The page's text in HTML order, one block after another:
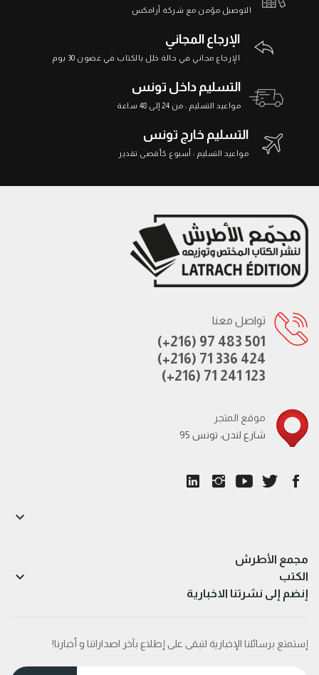
التوصيل مؤمن مع شركة أرامكس
الإرجاع المجاني
الإرجاع مجاني في حالة خلل بالكتاب في غضون 30 يوم
التسليم داخل تونس
مواعيد التسليم : من 24 إلى 48 ساعة
التسليم خارج تونس
مواعيد التسليم : أسبوع كأقصى تقدير
تواصل معنا
(+216) 97 483 501
(+216) 71 336 424
(+216) 71 241 123
موقع المتجر
95 شارع لندن، تونس
مجمع الأطرش

الكتب 
إنضم إلى نشرتنا الاخبارية
إستمتع برسائلنا الإخبارية لتبقى على إطلاع بآخر اصداراتنا و أخبارنا!